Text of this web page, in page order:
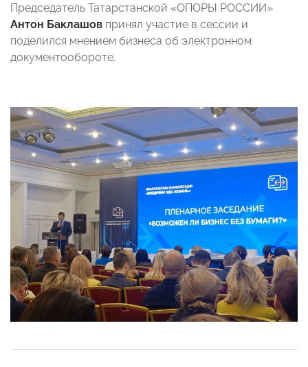
Председатель Татарстанской «ОПОРЫ РОССИИ»
Антон Баклашов принял участие в сессии и
поделился мнением бизнеса об электронном
документообороте.